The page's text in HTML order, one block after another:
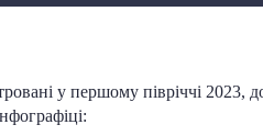
у першому півріччі